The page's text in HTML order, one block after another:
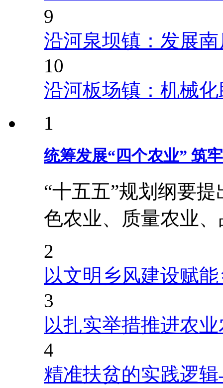
9
沿河泉坝镇：发展
10
沿河板场镇：机械
1
统筹发展“四个农业” 筑
“十五五”规划纲要
色农业、质量农业
2
以文明乡风建设赋
3
以扎实举措推进农
4
精准扶贫的实践逻